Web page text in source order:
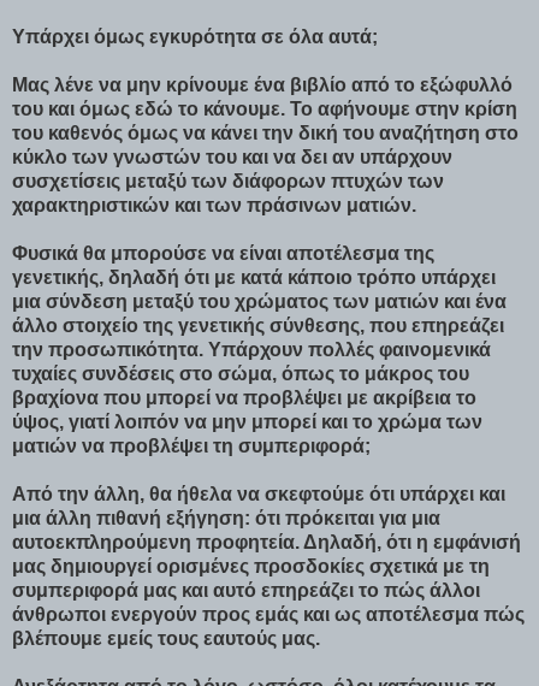
Υπάρχει όμως εγκυρότητα σε όλα αυτά;
Μας λένε να μην κρίνουμε ένα βιβλίο από το εξώφυλλό
του και όμως εδώ το κάνουμε. Το αφήνουμε στην κρίση
του καθενός όμως να κάνει την δική του αναζήτηση στο
κύκλο των γνωστών του και να δει αν υπάρχουν
συσχετίσεις μεταξύ των διάφορων πτυχών των
χαρακτηριστικών και των πράσινων ματιών.
Φυσικά θα μπορούσε να είναι αποτέλεσμα της
γενετικής, δηλαδή ότι με κατά κάποιο τρόπο υπάρχει
μια σύνδεση μεταξύ του χρώματος των ματιών και ένα
άλλο στοιχείο της γενετικής σύνθεσης, που επηρεάζει
την προσωπικότητα. Υπάρχουν πολλές φαινομενικά
τυχαίες συνδέσεις στο σώμα, όπως το μάκρος του
βραχίονα που μπορεί να προβλέψει με ακρίβεια το
ύψος, γιατί λοιπόν να μην μπορεί και το χρώμα των
ματιών να προβλέψει τη συμπεριφορά;
Από την άλλη, θα ήθελα να σκεφτούμε ότι υπάρχει και
μια άλλη πιθανή εξήγηση: ότι πρόκειται για μια
αυτοεκπληρούμενη προφητεία. Δηλαδή, ότι η εμφάνισή
μας δημιουργεί ορισμένες προσδοκίες σχετικά με τη
συμπεριφορά μας και αυτό επηρεάζει το πώς άλλοι
άνθρωποι ενεργούν προς εμάς και ως αποτέλεσμα πώς
βλέπουμε εμείς τους εαυτούς μας.